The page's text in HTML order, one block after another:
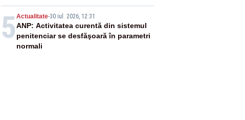
neîncredere investitorilor”
5 Actualitate-30 iul. 2026, 12:31
ANP: Activitatea curentă din sistemul
penitenciar se desfăşoară în parametri
normali